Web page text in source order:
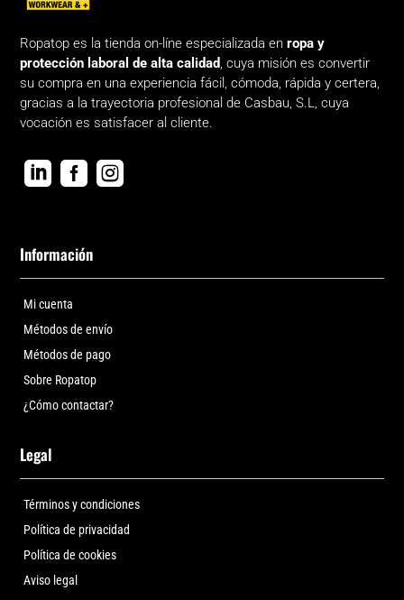
Ropatop es la tienda on-líne especializada enropa y
protección laboral de alta calidad, cuya misión es convertir
su compra en una experiencia fácil, cómoda, rápida y certera,
gracias a la trayectoria profesional de Casbau, S.L, cuya
vocación es satisfacer al cliente.
  
Información
Mi cuenta
Métodos de envío
Métodos de pago
Sobre Ropatop
¿Cómo contactar?
Legal
Términos y condiciones
Política de privacidad
Política de cookies
Aviso legal